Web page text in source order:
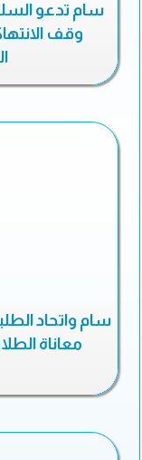
سام تدعو
وقف
سام واتحاد
معاناة